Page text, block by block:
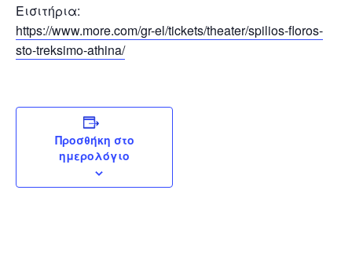
Εισιτήρια:
https://www.more.com/gr-el/tickets/theater/spilios-floros-
sto-treksimo-athina/
Προσθήκη στο
ημερολόγιο